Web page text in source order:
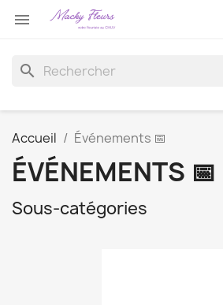

search
Accueil Événements 📅
ÉVÉNEMENTS 📅
Sous-catégories